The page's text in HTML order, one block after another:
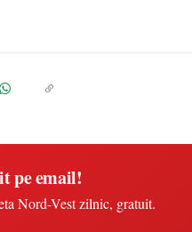
pe email!
Nord-Vest zilnic, gratuit.